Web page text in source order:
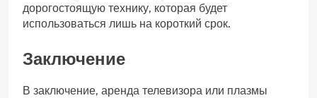
дорогостоящую технику, которая будет
использоваться лишь на короткий срок.
Заключение
В заключение, аренда телевизора или плазмы